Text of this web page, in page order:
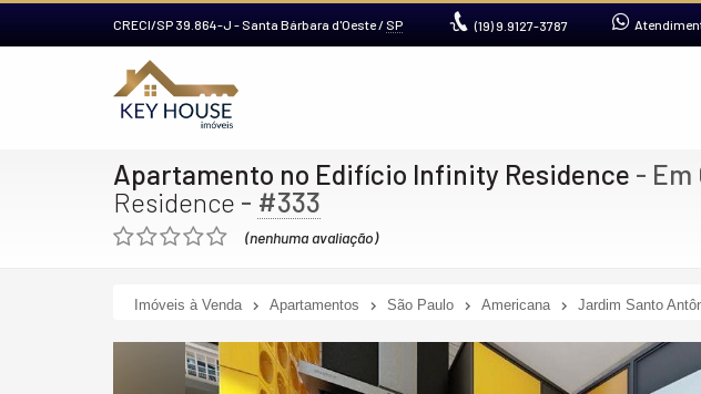
CRECI/SP 39.864-J - Santa Bárbara d'Oeste / SP (19)9.9127-3787
Apartamento no Edifício Infinity Residence - Em
Residence - #333
(nenhuma avaliação)
Imóveis à Venda Apartamentos São Paulo Americana Jardim Santo